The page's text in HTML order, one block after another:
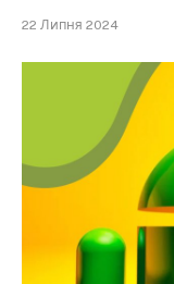
22 Липня 2024